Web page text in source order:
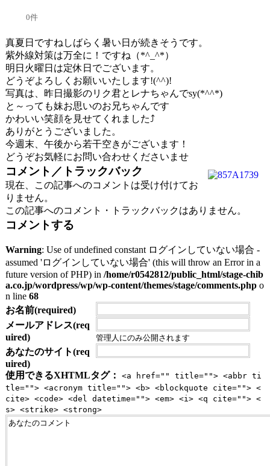
0件
真夏日ですねしばらく暑い日が続きそうです。
紫外線対策は万全に！ですね（*^_^*）
明日火曜日は定休日でございます。
どうぞよろしくお願いいたします!(^^)!
写真は、昨日撮影のリク君とレナちゃんでsy(*^^*)
と～っても妹お思いのお兄ちゃんです
かわいい笑顔を見せてくれました⤴
ありがとうございました。
今週末、午後から若干空きがございます！
どうぞお気軽にお問い合わせくださいませ
コメント／トラックバック
現在、この記事へのコメントは受け付けてお
りません。
この記事へのコメント・トラックバックはありません。
コメントする
Warning: Use of undefined constant ログインしていない場合 -
assumed 'ログインしていない場合' (this will throw an Error in a
future version of PHP) in /home/r0542812/public_html/stage-chib
a.co.jp/wordpress/wp/wp-content/themes/stage/comments.phpo
n line 68
お名前(required)
メールアドレス(req
uired)
管理人にのみ公開されます
あなたのサイト(req
uired)
使用できるXHTMLタグ：
<a href="" title=""> <abbr ti
tle=""> <acronym title=""> <b> <blockquote cite=""> <
cite> <code> <del datetime=""> <em> <i> <q cite=""> <
s> <strike> <strong>